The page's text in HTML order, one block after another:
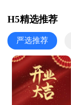
H5精选推荐
严选推荐